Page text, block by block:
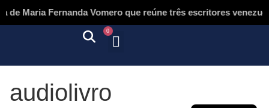
de Maria Fernanda Vomero que reúne três escritores
0
audiolivro